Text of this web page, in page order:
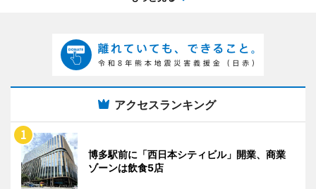
アクセスランキング
博多駅前に「西日本シティビル」開業、商業
ゾーンは飲食5店